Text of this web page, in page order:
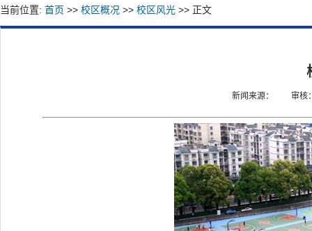
当前位置: 首页 >> 校区概况 >> 校区风光 >> 正文
新闻来源： 审核